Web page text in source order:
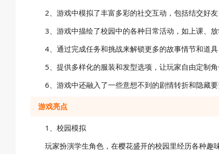
2、游戏中模拟了丰富多彩的社交互动，包括结交好
3、游戏中描绘了校园中的各种日常活动，如上课、
4、通过完成任务和挑战来解锁更多的故事情节和道
5、提供多样化的服装和发型选项，让玩家自由定制
6、游戏中还融入了一些意想不到的剧情转折和隐藏
游戏亮点
1、校园模拟
玩家扮演学生角色，在樱花盛开的校园里经历各种趣